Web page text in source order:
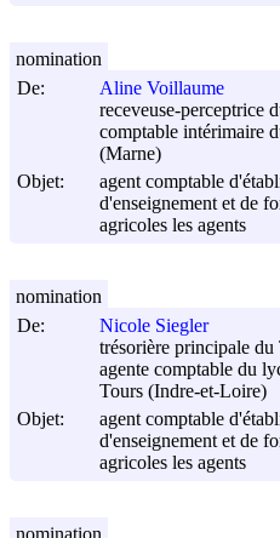
De:
Aline Voillaume
receveuse-perceptrice
comptable intérimaire
(Marne)
Objet:
agent comptable
d'enseignement et de
agricoles les agents
nomination
De:
Nicole Siegler
trésorière principale
agente comptable du
Tours (Indre-et-Loire)
Objet:
agent comptable
d'enseignement et de
agricoles les agents
nomination
nomination